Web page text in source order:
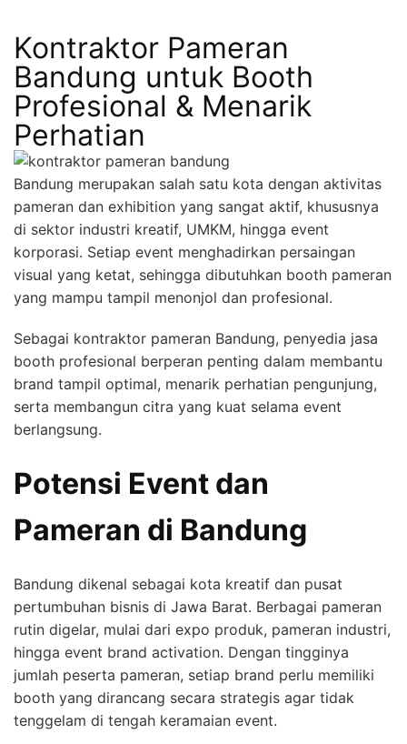
Kontraktor Pameran
Bandung untuk Booth
Profesional & Menarik
Perhatian
Bandung merupakan salah satu kota dengan aktivitas
pameran dan exhibition yang sangat aktif, khususnya
di sektor industri kreatif, UMKM, hingga event
korporasi. Setiap event menghadirkan persaingan
visual yang ketat, sehingga dibutuhkan booth pameran
yang mampu tampil menonjol dan profesional.
Sebagai kontraktor pameran Bandung, penyedia jasa
booth profesional berperan penting dalam membantu
brand tampil optimal, menarik perhatian pengunjung,
serta membangun citra yang kuat selama event
berlangsung.
Potensi Event dan
Pameran di Bandung
Bandung dikenal sebagai kota kreatif dan pusat
pertumbuhan bisnis di Jawa Barat. Berbagai pameran
rutin digelar, mulai dari expo produk, pameran industri,
hingga event brand activation. Dengan tingginya
jumlah peserta pameran, setiap brand perlu memiliki
booth yang dirancang secara strategis agar tidak
tenggelam di tengah keramaian event.